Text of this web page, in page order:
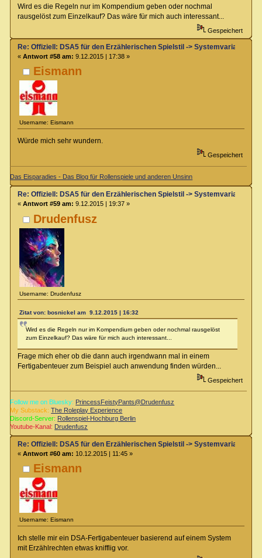
Wird es die Regeln nur im Kompendium geben oder nochmal
rausgelöst zum Einzelkauf? Das wäre für mich auch interessant...
Gespeichert
Eismann
Username: Eismann
Re: Offiziell: DSA5 für den Erzählerischen Spielstil -> Systemvariante im
« Antwort #58 am: 9.12.2015 | 17:38 »
Würde mich sehr wundern.
Gespeichert
Das Eisparadies - Das Blog für Rollenspiele und anderen Unsinn
Drudenfusz
Username: Drudenfusz
Re: Offiziell: DSA5 für den Erzählerischen Spielstil -> Systemvariante im
« Antwort #59 am: 9.12.2015 | 19:37 »
Zitat von: bosnickel am 9.12.2015 | 16:32
Wird es die Regeln nur im Kompendium geben oder nochmal rausgelöst
zum Einzelkauf? Das wäre für mich auch interessant...
Frage mich eher ob die dann auch irgendwann mal in einem
Fertigabenteuer zum Beispiel auch anwendung finden würden...
Gespeichert
Follow me on Bluesky: PrincessFeistyPants@Drudenfusz
My Substack: The Roleplay Experience
Discord-Server: Rollenspiel-Hochburg Berlin
Youtube-Kanal: Drudenfusz
Eismann
Username: Eismann
Re: Offiziell: DSA5 für den Erzählerischen Spielstil -> Systemvariante im
« Antwort #60 am: 10.12.2015 | 11:45 »
Ich stelle mir ein DSA-Fertigabenteuer basierend auf einem System
mit Erzählrechten etwas knifflig vor.